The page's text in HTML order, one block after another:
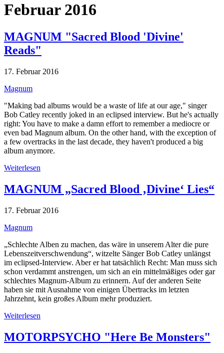
Februar 2016
MAGNUM "Sacred Blood 'Divine'
Reads"
17. Februar 2016
Magnum
"Making bad albums would be a waste of life at our age," singer
Bob Catley recently joked in an eclipsed interview. But he's actually
right: You have to make a damn effort to remember a mediocre or
even bad Magnum album. On the other hand, with the exception of
a few overtracks in the last decade, they haven't produced a big
album anymore.
Weiterlesen
MAGNUM „Sacred Blood ‚Divine‘ Lies“
17. Februar 2016
Magnum
„Schlechte Alben zu machen, das wäre in unserem Alter die pure
Lebenszeitverschwendung“, witzelte Sänger Bob Catley unlängst
im eclipsed-Interview. Aber er hat tatsächlich Recht: Man muss sich
schon verdammt anstrengen, um sich an ein mittelmäßiges oder gar
schlechtes Magnum-Album zu erinnern. Auf der anderen Seite
haben sie mit Ausnahme von einigen Übertracks im letzten
Jahrzehnt, kein großes Album mehr produziert.
Weiterlesen
MOTORPSYCHO "Here Be Monsters"